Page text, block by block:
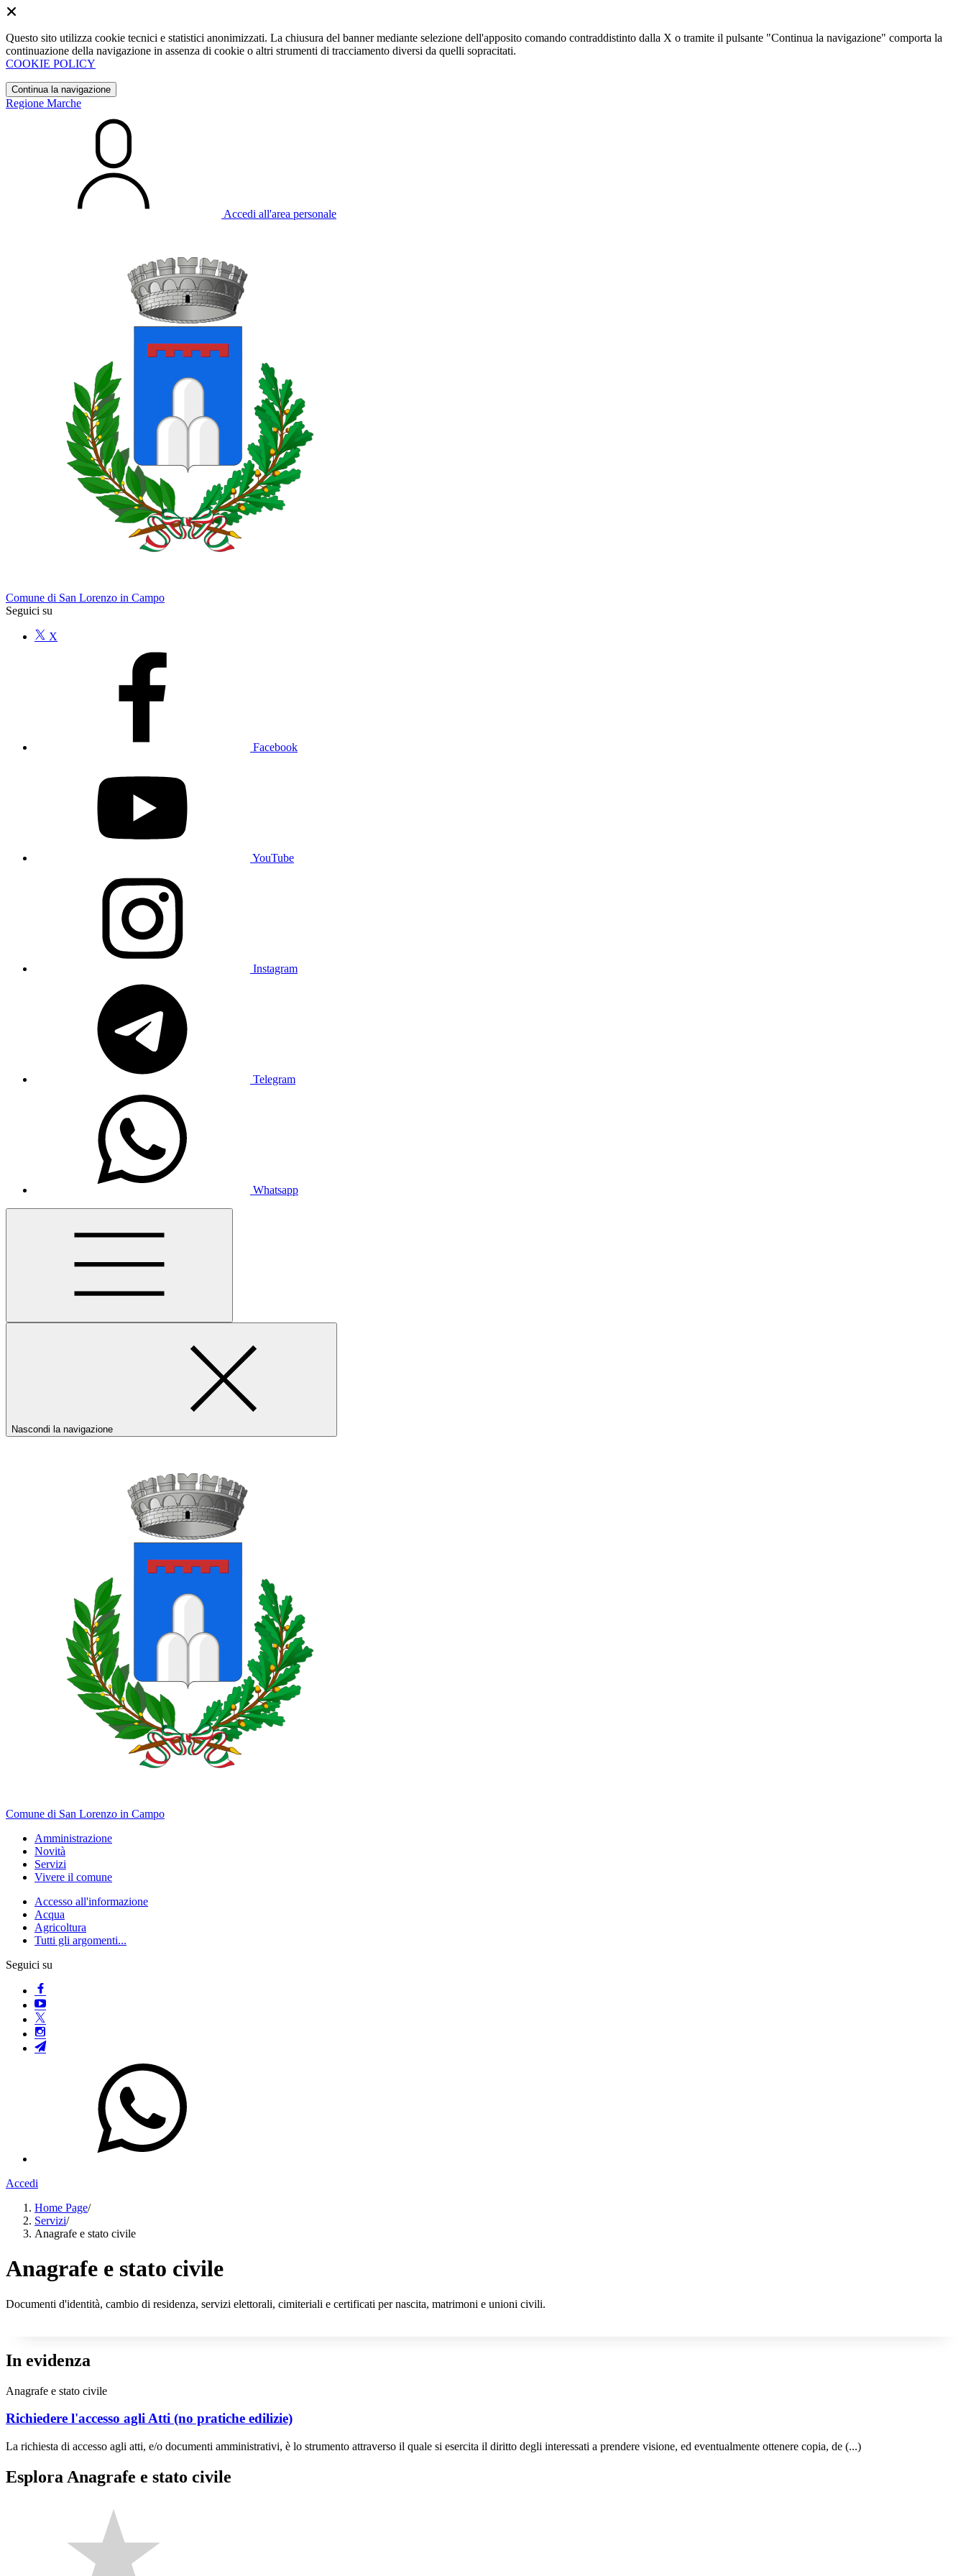
Questo sito utilizza cookie tecnici e statistici anonimizzati. La chiusura del banner mediante selezione dell'apposito comando contraddistinto dalla X o tramite il pulsante "Continua la navigazione" comporta la
continuazione della navigazione in assenza di cookie o altri strumenti di tracciamento diversi da quelli sopracitati.
COOKIE POLICY
Continua la navigazione
Regione Marche
Accedi all'area personale
Comune di San Lorenzo in Campo
Seguici su
X
Facebook
YouTube
Instagram
Telegram
Whatsapp
Nascondi la navigazione
Comune di San Lorenzo in Campo
Amministrazione
Novità
Servizi
Vivere il comune
Accesso all'informazione
Acqua
Agricoltura
Tutti gli argomenti...
Seguici su
Accedi
Home Page/
Servizi/
Anagrafe e stato civile
Anagrafe e stato civile
Documenti d'identità, cambio di residenza, servizi elettorali, cimiteriali e certificati per nascita, matrimoni e unioni civili.
In evidenza
Anagrafe e stato civile
Richiedere l'accesso agli Atti (no pratiche edilizie)
La richiesta di accesso agli atti, e/o documenti amministrativi, è lo strumento attraverso il quale si esercita il diritto degli interessati a prendere visione, ed eventualmente ottenere copia, de (...)
Esplora Anagrafe e stato civile